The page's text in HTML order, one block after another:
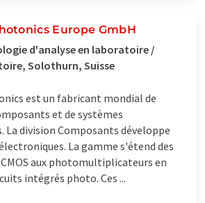
Europe GmbH
d'analyse en laboratoire /
Solothurn, Suisse
est un fabricant mondial de
et de systèmes
division Composants développe
La gamme s'étend des
aux photomultiplicateurs en
intégrés photo. Ces ...